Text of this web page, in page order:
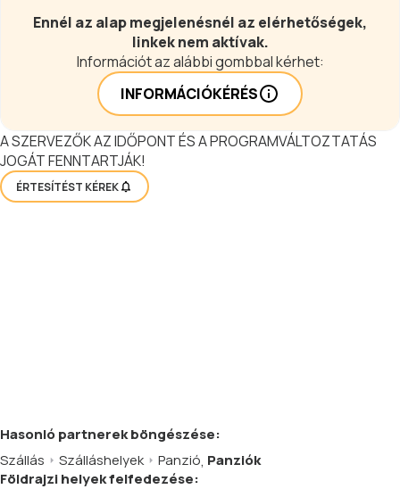
Ennél az alap megjelenésnél az elérhetőségek,
linkek nem aktívak.
Információt az alábbi gombbal kérhet:
INFORMÁCIÓKÉRÉS
A SZERVEZŐK AZ IDŐPONT ÉS A PROGRAMVÁLTOZTATÁS
JOGÁT FENNTARTJÁK!
ÉRTESÍTÉST KÉREK
Hasonló partnerekböngészése:
Szállás
Szálláshelyek Panzió, Panziók
Földrajzi helyek felfedezése: